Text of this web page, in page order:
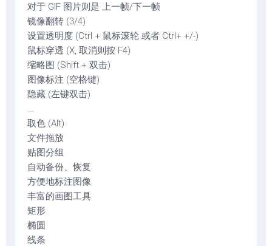
对于 GIF 图片则是 上一帧/下一帧
镜像翻转 (3/4)
设置透明度 (Ctrl + 鼠标滚轮 或者 Ctrl+ +/-)
鼠标穿透 (X, 取消则按 F4)
缩略图 (Shift + 双击)
图像标注 (空格键)
隐藏 (左键双击)
...
取色 (Alt)
文件拖放
贴图分组
自动备份、恢复
方便地标注图像
丰富的画图工具
矩形
椭圆
线条